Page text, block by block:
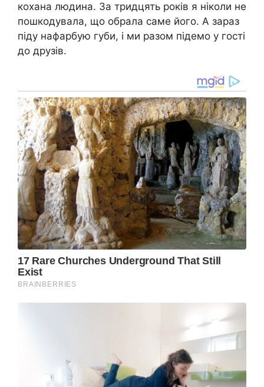
кохана людина. За тридцять років я ніколи не
пошкодувала, що обрала саме його. А зараз
піду нафарбую губи, і ми разом підемо у гості
до друзів.